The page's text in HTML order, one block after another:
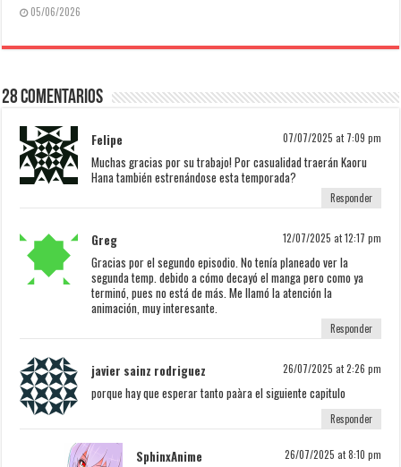
05/06/2026
28 Comentarios
Felipe 07/07/2025 at 7:09 pm
Muchas gracias por su trabajo! Por casualidad traerán Kaoru
Hana también estrenándose esta temporada?
Responder
Greg 12/07/2025 at 12:17 pm
Gracias por el segundo episodio. No tenía planeado ver la
segunda temp. debido a cómo decayó el manga pero como ya
terminó, pues no está de más. Me llamó la atención la
animación, muy interesante.
Responder
javier sainz rodriguez 26/07/2025 at 2:26 pm
porque hay que esperar tanto paàra el siguiente capitulo
Responder
SphinxAnime 26/07/2025 at 8:10 pm